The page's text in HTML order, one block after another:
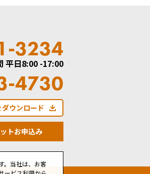
3234
平日8:00 -17:00
4730
ウンロード
トお申込み
。当社は、お客